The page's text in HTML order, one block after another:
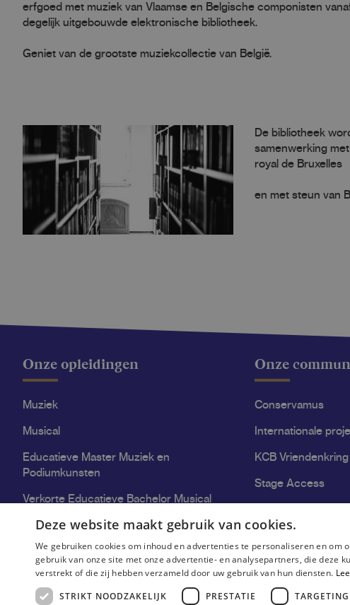
erfgoed met muziek van Vlaamse en Belgische componisten
degelijk uitgebouwde elektronische bibliotheek.
Geniet van de grootste muziekcollectie van België.
De bibliotheek
samenwerking
royal de Bruxelles
en met steun van
Onze opleidingen
Muziek
Musical
Educatieve Master Muziek en
Podiumkunsten
Verkorte Educatieve Bachelor Musical
Kwaliteitsvol onderwijs aan het KCB
Onze
Conservamus
Internationale
KCB Vriendenkring
Stage Access
Deze website maakt gebruik van cookies.
We gebruiken cookies om inhoud en advertenties te personaliseren en om
gebruik van onze site met onze advertentie- en analysepartners, die deze
verstrekt of die zij hebben verzameld door uw gebruik van hun diensten.
STRIKT NOODZAKELIJK
PRESTATIE TARGETING